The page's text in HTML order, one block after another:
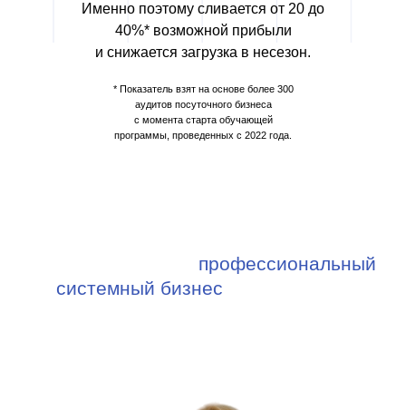
Именно поэтому сливается от 20 до
40%* возможной прибыли
и снижается загрузка в несезон.
* Показатель взят на основе более 300
аудитов посуточного бизнеса
с момента старта обучающей
программы, проведенных с 2022 года.
профессиональный
системный бизнес